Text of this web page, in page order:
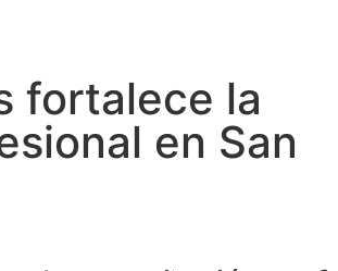
fortalece la
en San